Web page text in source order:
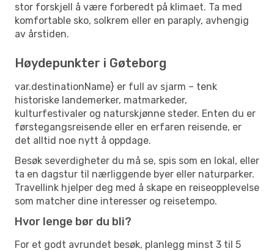
stor forskjell å være forberedt på klimaet. Ta med
komfortable sko, solkrem eller en paraply, avhengig
av årstiden.
Høydepunkter i Gøteborg
var.destinationName} er full av sjarm – tenk
historiske landemerker, matmarkeder,
kulturfestivaler og naturskjønne steder. Enten du er
førstegangsreisende eller en erfaren reisende, er
det alltid noe nytt å oppdage.
Besøk severdigheter du må se, spis som en lokal, eller
ta en dagstur til nærliggende byer eller naturparker.
Travellink hjelper deg med å skape en reiseopplevelse
som matcher dine interesser og reisetempo.
Hvor lenge bør du bli?
For et godt avrundet besøk, planlegg minst 3 til 5